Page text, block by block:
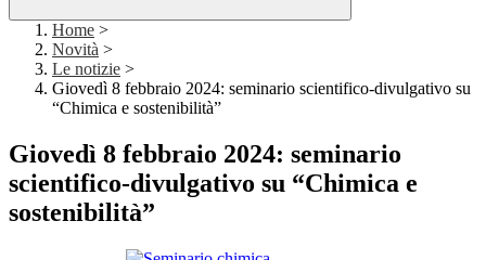
Home >
Novità >
Le notizie >
Giovedì 8 febbraio 2024: seminario scientifico-divulgativo su
“Chimica e sostenibilità”
Giovedì 8 febbraio 2024: seminario
scientifico-divulgativo su “Chimica e
sostenibilità”